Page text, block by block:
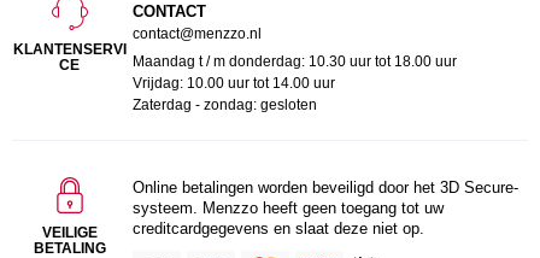
KLANTENSERVI
CE
CONTACT
contact@menzzo.nl
Maandag t / m donderdag: 10.30 uur tot 18.00 uur
Vrijdag: 10.00 uur tot 14.00 uur
Zaterdag - zondag: gesloten
VEILIGE
BETALING
Online betalingen worden beveiligd door het 3D Secure-
systeem. Menzzo heeft geen toegang tot uw
creditcardgegevens en slaat deze niet op.